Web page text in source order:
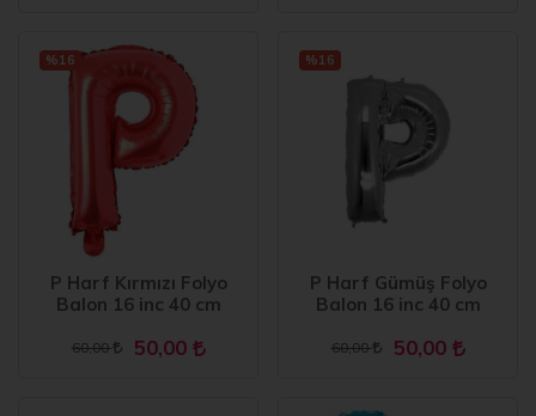
P Harf Kırmızı Folyo
Balon 16 inc 40 cm
60,00 50,00
%16
P Harf Gümüş Folyo
Balon 16 inc 40 cm
60,00 50,00
%16